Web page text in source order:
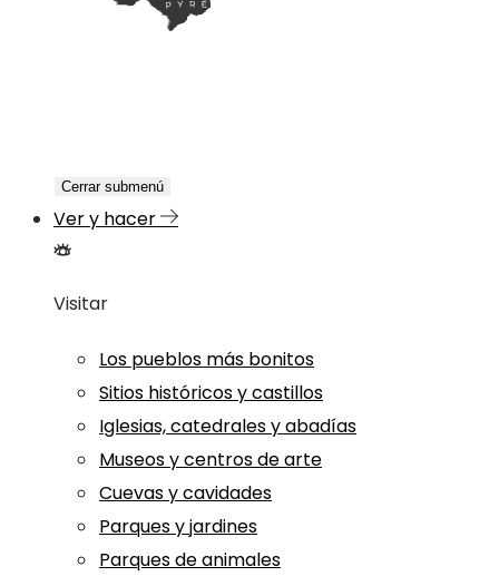
Cerrar submenú
Ver y hacer
Visitar
Los pueblos más bonitos
Sitios históricos y castillos
Iglesias, catedrales y abadías
Museos y centros de arte
Cuevas y cavidades
Parques y jardines
Parques de animales